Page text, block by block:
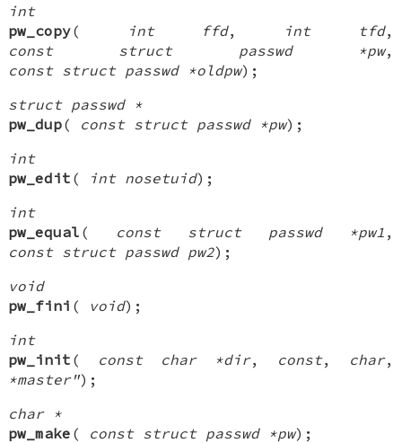
int
pw_copy( int ffd, int tfd,
const struct passwd *pw,
const struct passwd *oldpw);
struct passwd *
pw_dup( const struct passwd *pw);
int
pw_edit ( int nosetuid);
int
pw_equal ( const struct passwd *pw1 ,
const struct passwd pw2);
void
pw_fini ( void);
int
pw_init ( const char *dir, const, char,
*master");
char *
pw_make ( const struct passwd *pw);